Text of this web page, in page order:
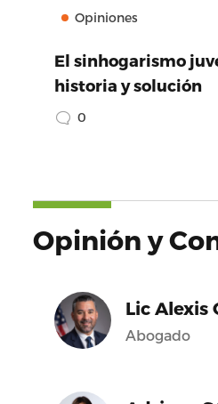
Opiniones
El sinhogarismo
historia y solución
0
Opinión y
Lic Alexis
Abogado